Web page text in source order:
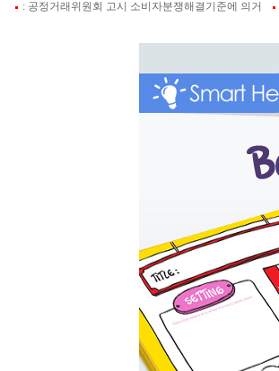
: 공정거래위원회 고시 소비자분쟁해결기준에 의거